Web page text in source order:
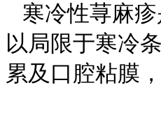
寒冷性荨麻疹
以局限于寒冷
累及口腔粘膜